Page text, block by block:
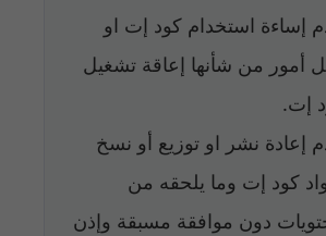
إساءة استخدام كود إت او
أمور من شأنها إعاقة تشغيل
إت.
إعادة نشر او توزيع أو نسخ
كود إت وما يلحقه من
دون موافقة مسبقة وإذن